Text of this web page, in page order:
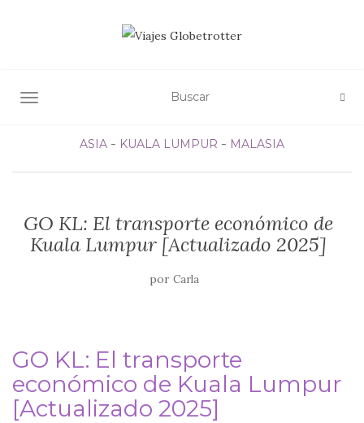
ALTERNAR NAVEGACIÓN
ASIA KUALA LUMPUR MALASIA
GO KL: El transporte económico de
Kuala Lumpur [Actualizado 2025]
por Carla
GO KL: El transporte
económico de Kuala Lumpur
[Actualizado 2025]